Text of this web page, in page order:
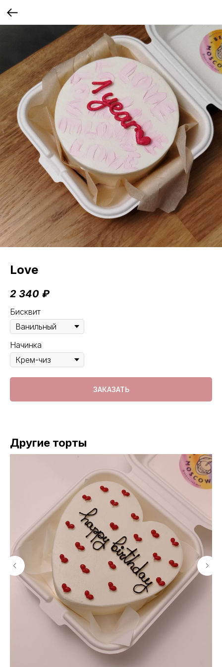
Love
2 340 ₽
Бисквит
Начинка
ЗАКАЗАТЬ
Другие торты